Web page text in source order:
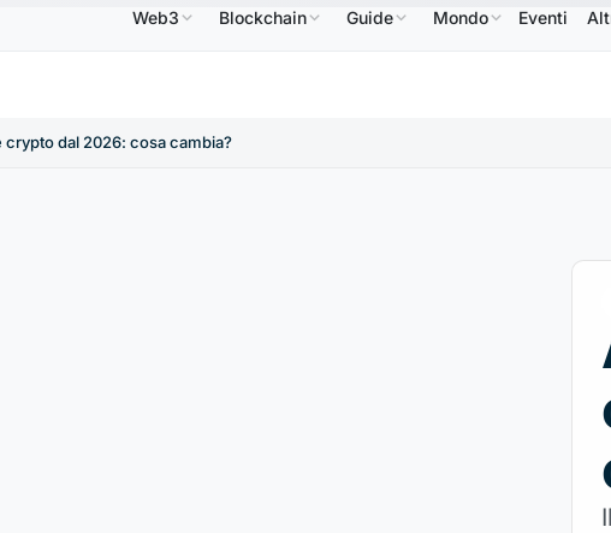
0,9991 USD↑0.00% BNBBNB586,64 USD ↑2.10% USDCUSDC0,9995 USD↑0.00%
Web3 Blockchain Guide Mondo Eventi
dal 2026: cosa cambia?